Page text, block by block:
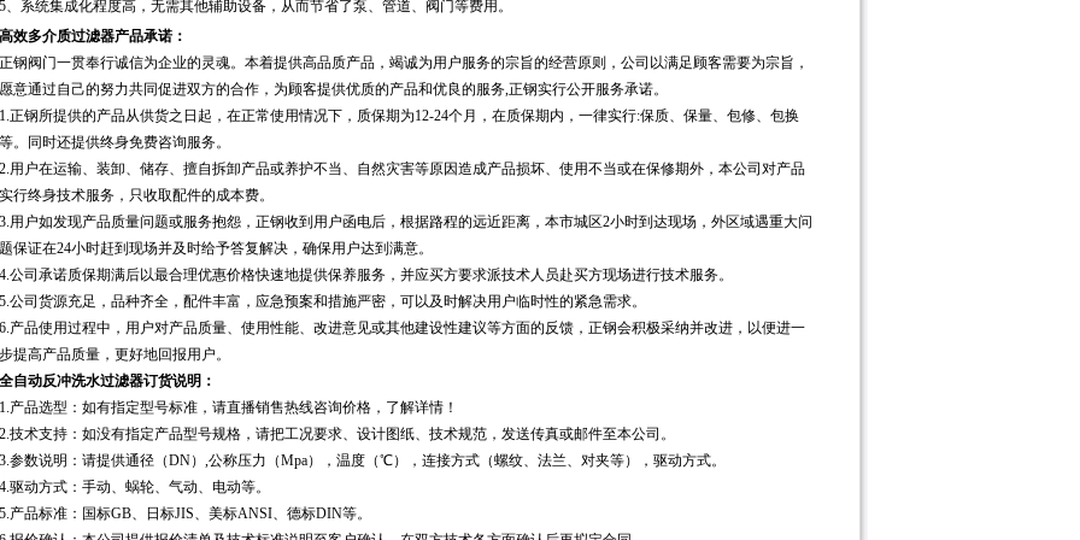
5、 系统集成化程度高，无需其他辅助设备，从而节省了泵、管道、阀门等费用 。
高效多介质过滤器产品承诺：
正钢阀门一贯奉行诚信为企业的灵魂。本着提供高品质产品，竭诚为用户服务的宗旨的经营原则，公司以满足顾客需要为宗旨，
愿意通过自己的努力共同促进双方的合作，为顾客提供优质的产品和优良的服务,正钢实行公开服务承诺。
1.正钢所提供的产品从供货之日起，在正常使用情况下，质保期为12-24个月，在质保期内，一律实行:保质、保量、包修、包换
等。同时还提供终身免费咨询服务。
2.用户在运输、装卸、储存、擅自拆卸产品或养护不当、自然灾害等原因造成产品损坏、使用不当或在保修期外，本公司对产品
实行终身技术服务，只收取配件的成本费。
3.用户如发现产品质量问题或服务抱怨，正钢收到用户函电后，根据路程的远近距离，本市城区2小时到达现场，外区域遇重大问
题保证在24小时赶到现场并及时给予答复解决，确保用户达到满意。
4.公司承诺质保期满后以最合理优惠价格快速地提供保养服务，并应买方要求派技术人员赴买方现场进行技术服务。
5.公司货源充足，品种齐全，配件丰富，应急预案和措施严密，可以及时解决用户临时性的紧急需求。
6.产品使用过程中，用户对产品质量、使用性能、改进意见或其他建设性建议等方面的反馈，正钢会积极采纳并改进，以便进一
步提高产品质量，更好地回报用户。
全自动反冲洗水过滤器订货说明：
1.产品选型：如有指定型号标准，请直播销售热线咨询价格，了解详情！
2.技术支持：如没有指定产品型号规格，请把工况要求、设计图纸、技术规范，发送传真或邮件至本公司。
3.参数说明：请提供通径（DN）,公称压力（Mpa），温度（℃），连接方式（螺纹、法兰、对夹等），驱动方式。
4.驱动方式：手动、蜗轮、气动、电动等。
5.产品标准：国标GB、日标JIS、美标ANSI、德标DIN等。